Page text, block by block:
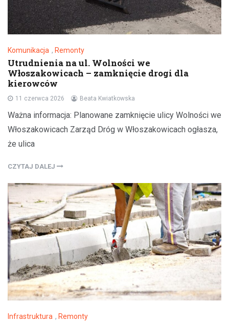
Komunikacja , Remonty
Utrudnienia na ul. Wolności we
Włoszakowicach – zamknięcie drogi dla
kierowców
11 czerwca 2026 Beata Kwiatkowska
Ważna informacja: Planowane zamknięcie ulicy Wolności we
Włoszakowicach Zarząd Dróg w Włoszakowicach ogłasza,
że ulica
CZYTAJ DALEJ
Infrastruktura , Remonty